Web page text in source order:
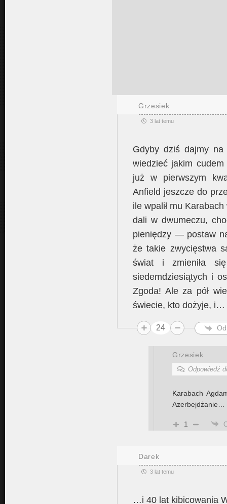
Grzesiek
3 lat temu
Gdyby dziś dajmy na
wiedzieć jakim
już w pierwszym
Anfield jeszcze do
ile wpalił mu
dali w dwumeczu,
pieniędzy — postaw
że takie zwycięstwa
świat i zmieniła
siedemdziesiątych i
Zgoda! Ale za pół
świecie, kto dożyje, i…
24
Grzesiek
Odpowiedź
Karabach
Azerbejdżanie…
1
Darek
3 lat temu
…i 40 lat kibicowania